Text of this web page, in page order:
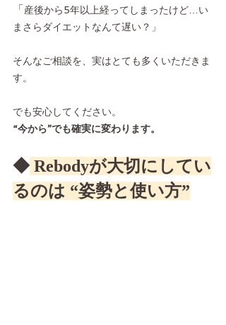
「 産後から5年以上経ってしまったけど…い
まさらダイエットなんて遅い？」
そんなご相談を、実はとても多くいただきま
す。
でも安心してください。
“今から”でも確実に変わります。
◆ Rebodyが大切にしてい
るのは “姿勢と使い方”